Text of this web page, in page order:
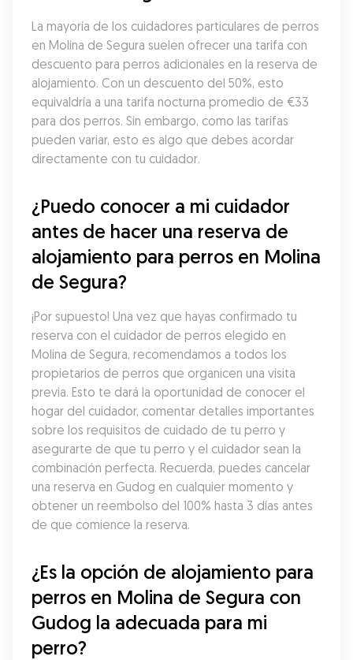
La mayoría de los cuidadores particulares de perros
en Molina de Segura suelen ofrecer una tarifa con
descuento para perros adicionales en la reserva de
alojamiento. Con un descuento del 50%, esto
equivaldría a una tarifa nocturna promedio de €33
para dos perros. Sin embargo, como las tarifas
pueden variar, esto es algo que debes acordar
directamente con tu cuidador.
¿Puedo conocer a mi cuidador
antes de hacer una reserva de
alojamiento para perros en Molina
de Segura?
¡Por supuesto! Una vez que hayas confirmado tu
reserva con el cuidador de perros elegido en
Molina de Segura, recomendamos a todos los
propietarios de perros que organicen una visita
previa. Esto te dará la oportunidad de conocer el
hogar del cuidador, comentar detalles importantes
sobre los requisitos de cuidado de tu perro y
asegurarte de que tu perro y el cuidador sean la
combinación perfecta. Recuerda, puedes cancelar
una reserva en Gudog en cualquier momento y
obtener un reembolso del 100% hasta 3 días antes
de que comience la reserva.
¿Es la opción de alojamiento para
perros en Molina de Segura con
Gudog la adecuada para mi
perro?